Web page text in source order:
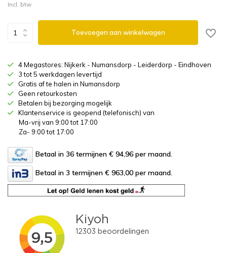
Incl. btw
Toevoegen aan winkelwagen
4 Megastores: Nijkerk - Numansdorp - Leiderdorp - Eindhoven
3 tot 5 werkdagen levertijd
Gratis af te halen in Numansdorp
Geen retourkosten
Betalen bij bezorging mogelijk
Klantenservice is geopend (telefonisch) van
Ma-vrij van 9:00 tot 17:00
Za- 9:00 tot 17:00
Betaal in 36 termijnen € 94,96 per maand.
Betaal in 3 termijnen € 963,00 per maand.